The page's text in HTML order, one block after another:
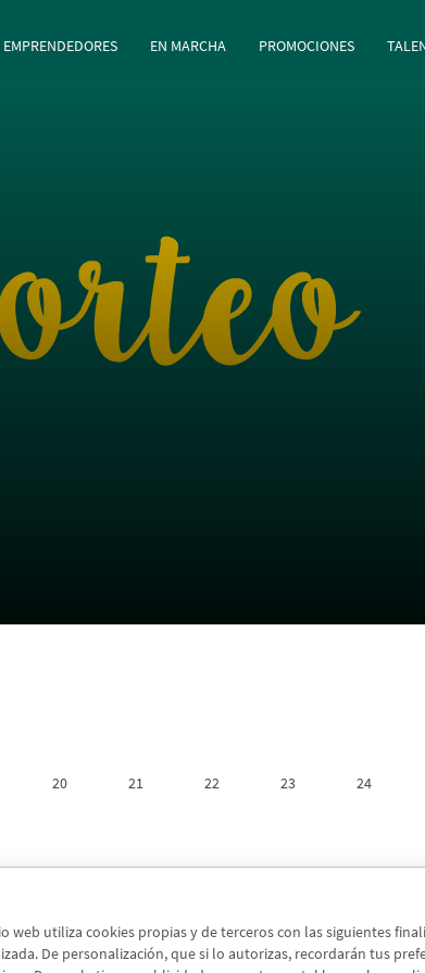
web utiliza cookies propias y de terceros con las siguientes
De personalización, que si lo autorizas, recordarán tus
EMPRENDEDORES EN MARCHA PROMOCIONES
20 21 22 23 24